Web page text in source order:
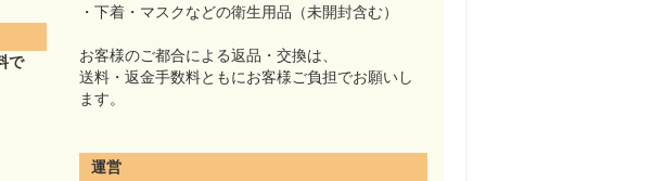
で
・下着・マスクなどの衛生用品（未開封含む）
お客様のご都合による返品・交換は、
送料・返金手数料ともにお客様ご負担でお願いし
ます。
運営